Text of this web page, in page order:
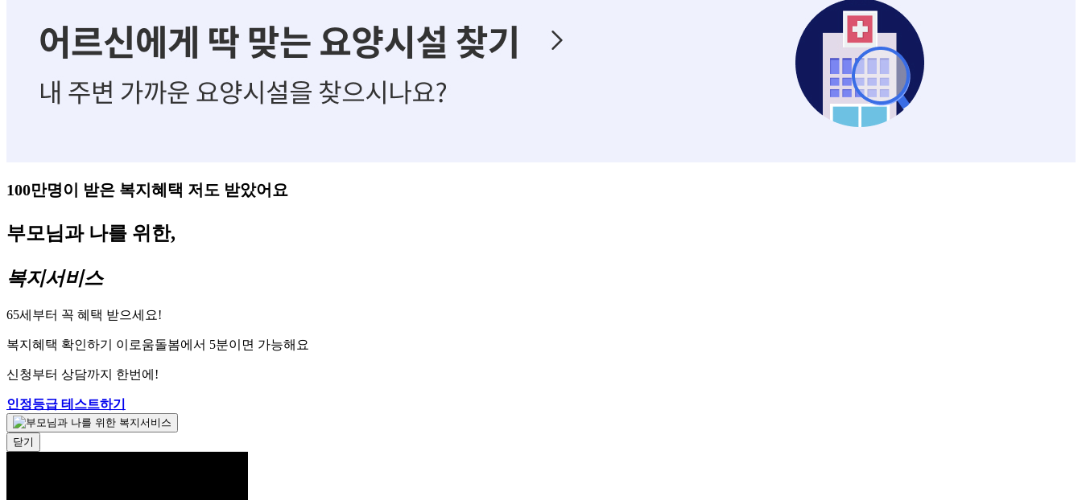
100만명이 받은 복지혜택 저도 받았어요
부모님과 나를 위한,
복지서비스
65세부터 꼭 혜택 받으세요!
복지혜택 확인하기 이로움돌봄에서 5분이면 가능해요
신청부터 상담까지 한번에!
인정등급 테스트하기
닫기